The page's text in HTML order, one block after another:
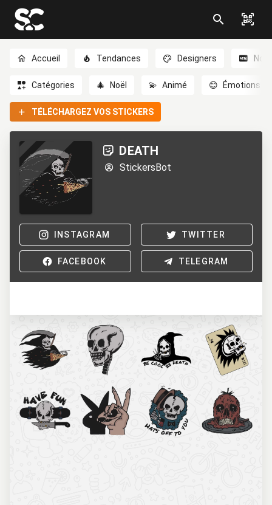
Accueil Tendances Designers
Catégories 🎄 Noël 💫 Animé 😊 Émotions
TÉLÉCHARGEZ VOS STICKERS
DEATH
StickersBot
INSTAGRAM TWITTER
FACEBOOK TELEGRAM